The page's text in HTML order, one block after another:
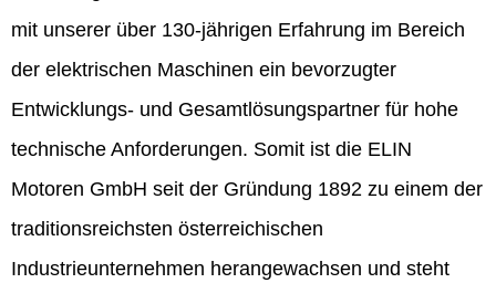
mit unserer über 130-jährigen Erfahrung im Bereich
der elektrischen Maschinen ein bevorzugter
Entwicklungs- und Gesamtlösungspartner für hohe
technische Anforderungen. Somit ist die ELIN
Motoren GmbH seit der Gründung 1892 zu einem der
traditionsreichsten österreichischen
Industrieunternehmen herangewachsen und steht